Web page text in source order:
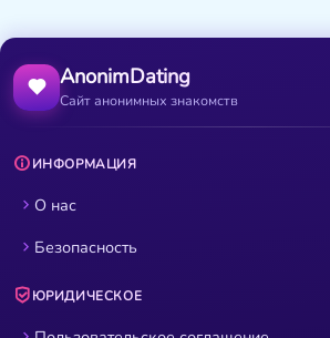
AnonimDating
Сайт анонимных знакомств
ИНФОРМАЦИЯ
О нас
Безопасность
ЮРИДИЧЕСКОЕ